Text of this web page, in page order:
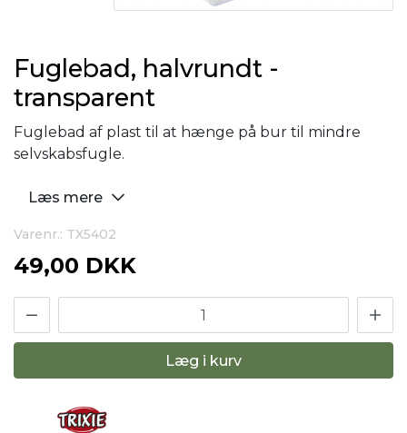
Fuglebad, halvrundt -
transparent
Fuglebad af plast til at hænge på bur til mindre
selvskabsfugle.
Læs mere
Varenr.: TX5402
49,00 DKK
Læg i kurv